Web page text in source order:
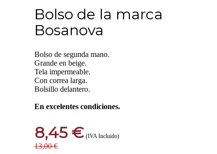
Bolso de la marca
Bosanova
Bolso de segunda mano.
Grande en beige.
Tela impermeable.
Con correa larga.
Bolsillo delantero.
En excelentes condiciones.
8,45 € (IVA Incluido)
13,00 €